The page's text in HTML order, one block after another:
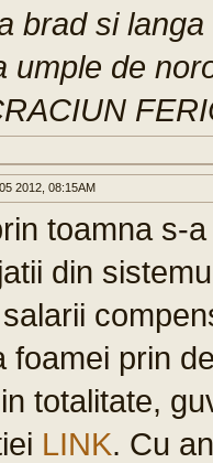
brad si langa
umple de
2012, 08:15AM
toamna s-
din
foamei prin
totalitate,
LINK. Cu